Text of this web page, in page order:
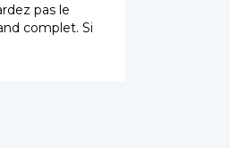
pas le
complet. Si